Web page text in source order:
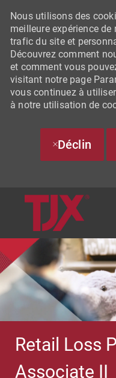
SKIP
Nous utilisons des
meilleure expérience
trafic du site et
Découvrez comment
et comment vous
visitant notre page
vous continuez à
à notre utilisation de
Déclin
Retail Loss
Associate II